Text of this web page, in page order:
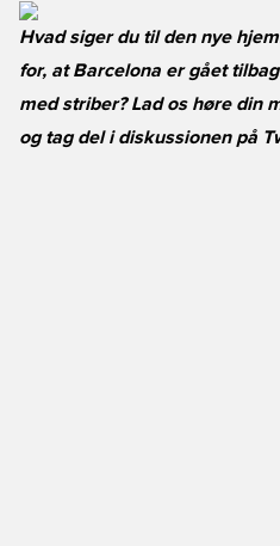
Hvad siger du til den nye
for, at Barcelona er gået
med striber? Lad os høre din
og tag del i diskussionen på